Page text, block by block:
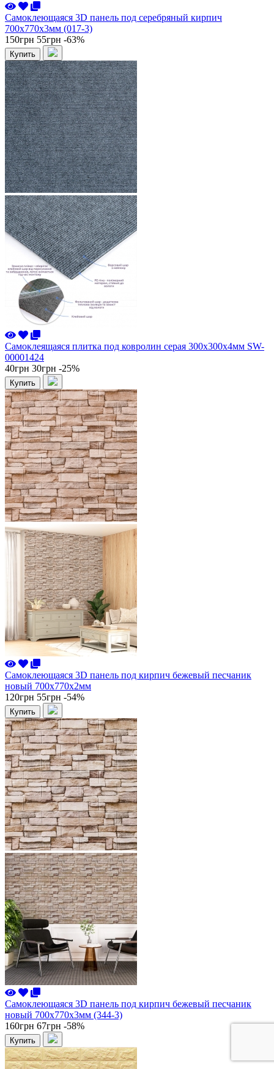
Самоклеющаяся 3D панель под серебряный кирпич
700x770x3мм (017-3)
150грн 55грн -63%
Купить
Самоклеящаяся плитка под ковролин серая 300х300х4мм SW-
00001424
40грн 30грн -25%
Купить
Самоклеющаяся 3D панель под кирпич бежевый песчаник
новый 700x770x2мм
120грн 55грн -54%
Купить
Самоклеющаяся 3D панель под кирпич бежевый песчаник
новый 700x770x3мм (344-3)
160грн 67грн -58%
Купить